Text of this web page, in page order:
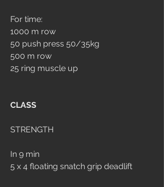
For time:
1000 m row
50 push press 50/35kg
500 m row
25 ring muscle up
CLASS
STRENGTH
In 9 min
5 x 4 floating snatch grip deadlift